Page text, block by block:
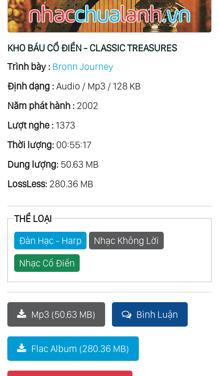
KHO BÁU CỔ ĐIỂN - CLASSIC TREASURES
Trình bày : Bronn Journey
Định dạng : Audio / Mp3 / 128 KB
Năm phát hành : 2002
Lượt nghe : 1373
Thời lượng: 00:55:17
Dung lượng: 50.63 MB
LossLess: 280.36 MB
THỂ LOẠI
Đàn Hạc - Harp
Nhạc Không Lời
Nhạc Cổ Điển
Mp3 (50.63 MB) Bình Luận
Flac Album (280.36 MB)